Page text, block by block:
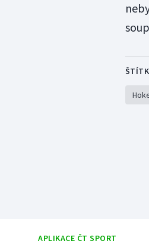
APLIKACE ČT SPORT